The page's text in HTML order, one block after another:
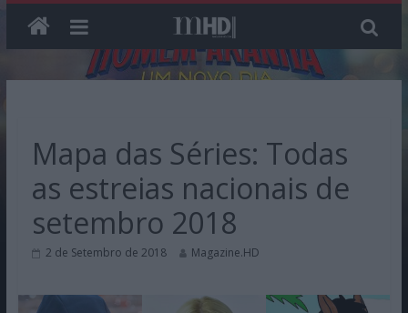
Mapa das Séries: Todas
as estreias nacionais de
setembro 2018
2 de Setembro de 2018 Magazine.HD